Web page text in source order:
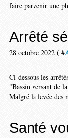
faire parvenir une
Arrêté
28 octobre 2022 ( #
Ci-dessous les
"Bassin versant de
Malgré la levée des
Santé